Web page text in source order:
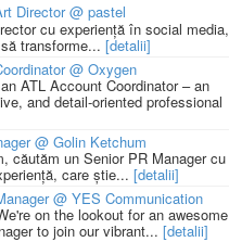
Director @ pastel
cu experiență în social media,
transforme... [detalii]
@ Oxygen
ATL Account Coordinator – an
and detail-oriented professional
@ Golin Ketchum
căutăm un Senior PR Manager cu
care știe... [detalii]
@ YES Communication
on the lookout for an awesome
to join our vibrant... [detalii]